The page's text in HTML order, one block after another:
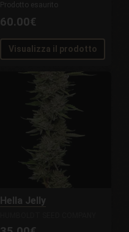
Prodotto esaurito
60.00€
Visualizza il prodotto
Hella Jelly